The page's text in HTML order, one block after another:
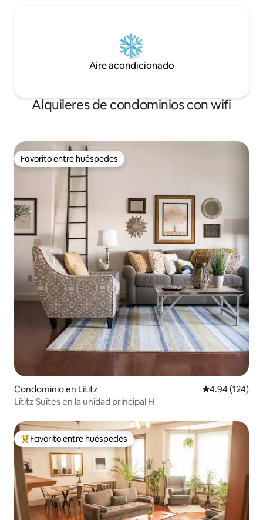
Aire acondicionado
Alquileres de condominios con wifi
Favorito entre huéspedes
Favorito entre huéspedes
Condominio en Lititz Calificación
4.94 (124)
Lititz Suites en la unidad principal H
De los mejores en Favorito entre huéspedes
Favorito entre huéspedes